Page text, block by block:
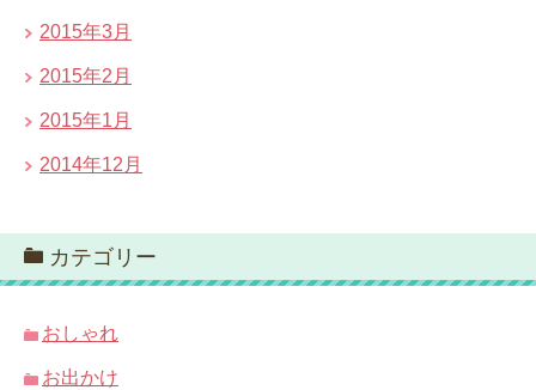
2015年3月
2015年2月
2015年1月
2014年12月
カテゴリー
おしゃれ
お出かけ